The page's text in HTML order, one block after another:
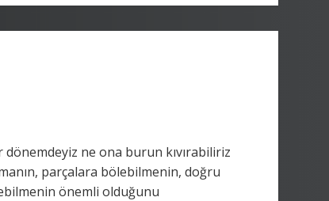
dönemdeyiz ne ona burun kıvırabiliriz
parçalara bölebilmenin, doğru
önemli olduğunu